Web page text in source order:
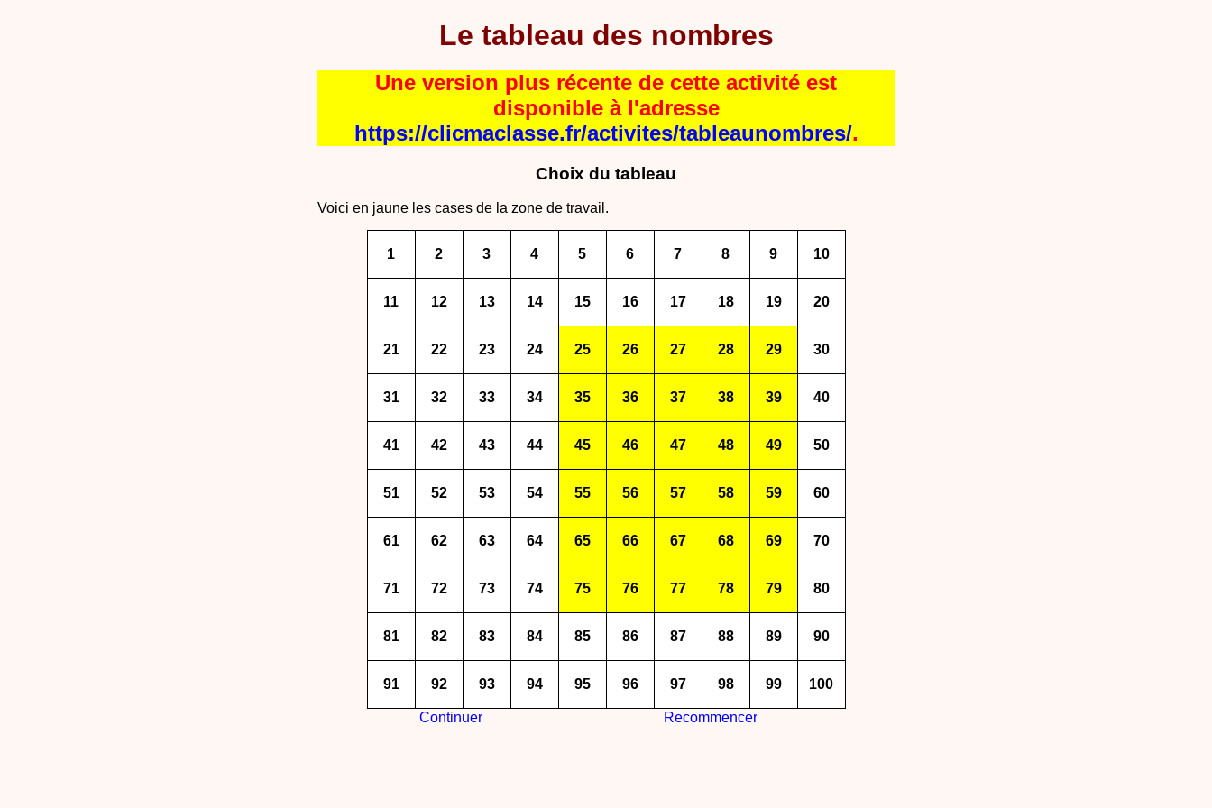
Le tableau des nombres
Une version plus récente de cette activité est
disponible à l'adresse
https://clicmaclasse.fr/activites/tableaunombres/.
Choix du tableau
Voici en jaune les cases de la zone de travail.
1 2 3 4 5 6 7 8 9 10
11 12 13 14 15 16 17 18 19 20
21 22 23 24 25 26 27 28 29 30
31 32 33 34 35 36 37 38 39 40
41 42 43 44 45 46 47 48 49 50
51 52 53 54 55 56 57 58 59 60
61 62 63 64 65 66 67 68 69 70
71 72 73 74 75 76 77 78 79 80
81 82 83 84 85 86 87 88 89 90
91 92 93 94 95 96 97 98 99 100
Continuer Recommencer